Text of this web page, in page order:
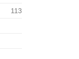
113